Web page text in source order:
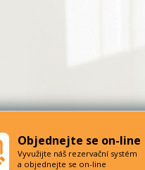
Objednejte se on-line
Vyvužijte náš rezervační systém
a objednejte se on-line